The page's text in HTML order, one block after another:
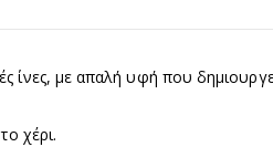
ίνες, με απαλή υφή που
χέρι.